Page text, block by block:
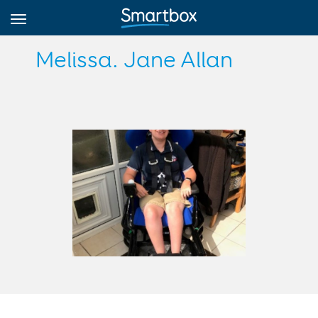
Přihlásit
Zaregistrovat se
Czech
Melissa. Jane Allan